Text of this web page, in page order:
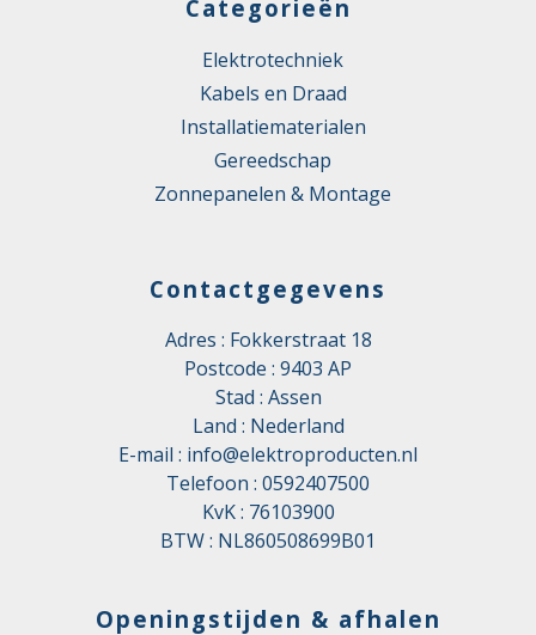
Categorieën
Elektrotechniek
Kabels en Draad
Installatiematerialen
Gereedschap
Zonnepanelen & Montage
Contactgegevens
Adres : Fokkerstraat 18
Postcode : 9403 AP
Stad : Assen
Land : Nederland
E-mail : info@elektroproducten.nl
Telefoon : 0592407500
KvK : 76103900
BTW : NL860508699B01
Openingstijden & afhalen